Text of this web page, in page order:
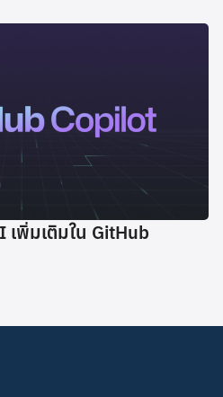
เพิ่มเติมใน GitHub